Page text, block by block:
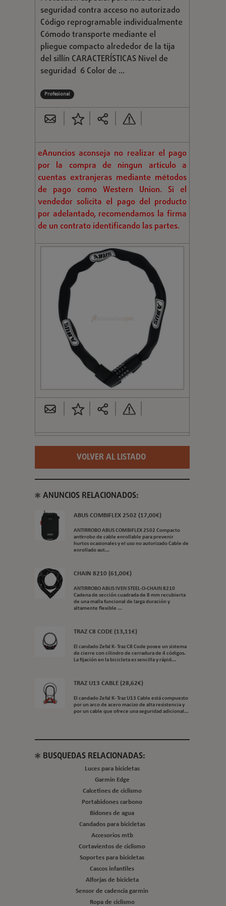
seguridad contra acceso no autorizado
Código reprogramable individualmente
Cómodo transporte mediante el
pliegue compacto alrededor de la tija
del sillín CARACTERÍSTICAS Nivel de
seguridad 6 Color de ...
Profesional
eAnuncios aconseja no realizar el pago
por la compra de ningun articulo a
cuentas extranjeras mediante métodos
de pago como Western Union. Si el
vendedor solicita el pago del producto
por adelantado, recomendamos la firma
de un contrato identificando las partes.
VOLVER AL LISTADO
ANUNCIOS RELACIONADOS:
ABUS COMBIFLEX 2502 (17,00€)
ANTIRROBO ABUS COMBIFLEX 2502 Compacto
antirrobo de cable enrollable para prevenir
hurtos ocasionales y el uso no autorizado Cable de
enrollado aut...
CHAIN 8210 (61,00€)
ANTIRROBO ABUS IVEN STEEL-O-CHAIN 8210
Cadena de sección cuadrada de 8 mm recubierta
de una malla funcional de larga duración y
altamente flexible ...
TRAZ C8 CODE (13,11€)
El candado Zefal K- Traz C8 Code posee un sistema
de cierre con cilindro de cerradura de 4 códigos.
La fijación en la bicicleta es sencilla y rápid...
TRAZ U13 CABLE (28,62€)
El candado Zefal K- Traz U13 Cable está compuesto
por un arco de acero macizo de alta resistencia y
por un cable que ofrece una seguridad adicional...
BUSQUEDAS RELACIONADAS:
Luces para bicicletas
Garmin Edge
Calcetines de ciclismo
Portabidones carbono
Bidones de agua
Candados para bicicletas
Accesorios mtb
Cortavientos de ciclismo
Soportes para bicicletas
Cascos infantiles
Alforjas de bicicleta
Sensor de cadencia garmin
Ropa de ciclismo